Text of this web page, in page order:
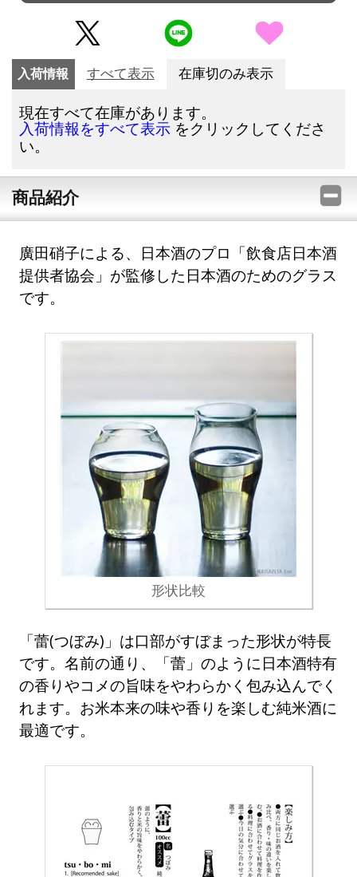
入荷情報 すべて表示 在庫切のみ表示
現在すべて在庫があります。
入荷情報をすべて表示 をクリックしてくださ
い。
商品紹介
廣田硝子による、日本酒のプロ「飲食店日本酒
提供者協会」が監修した日本酒のためのグラス
です。
形状比較
「蕾(つぼみ)」は口部がすぼまった形状が特長
です。名前の通り、「蕾」のように日本酒特有
の香りやコメの旨味をやわらかく包み込んでく
れます。お米本来の味や香りを楽しむ純米酒に
最適です。